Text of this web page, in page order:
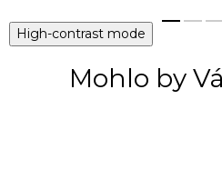
High-contrast mode
Mohlo by